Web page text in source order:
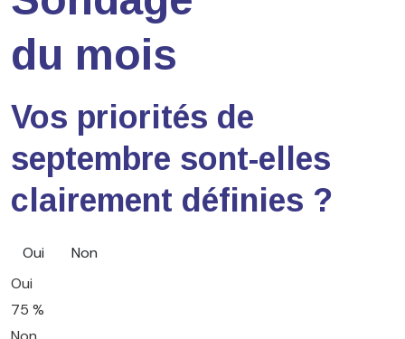
du mois
Vos priorités de
septembre sont-elles
clairement définies ?
Oui
Non
Oui
75 %